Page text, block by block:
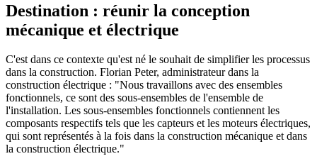
Destination : réunir la conception
mécanique et électrique
C'est dans ce contexte qu'est né le souhait de simplifier les processus
dans la construction. Florian Peter, administrateur dans la
construction électrique : "Nous travaillons avec des ensembles
fonctionnels, ce sont des sous-ensembles de l'ensemble de
l'installation. Les sous-ensembles fonctionnels contiennent les
composants respectifs tels que les capteurs et les moteurs électriques,
qui sont représentés à la fois dans la construction mécanique et dans
la construction électrique."